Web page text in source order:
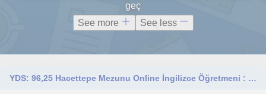
geç
See more
See less
YDS: 96,25 Hacettepe Mezunu Online İngilizce Öğretmeni : İletişim LinkedIn:sudenazoztug